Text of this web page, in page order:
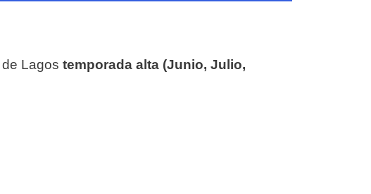
de Lagos temporada alta (Junio, Julio,